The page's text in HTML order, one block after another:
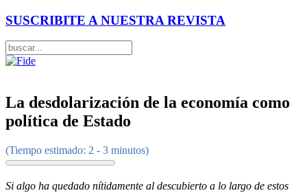
SUSCRIBITE A NUESTRA REVISTA
La desdolarización de la economía como
política de Estado
(Tiempo estimado: 2 - 3 minutos)
Si algo ha quedado nítidamente al descubierto a lo largo de estos